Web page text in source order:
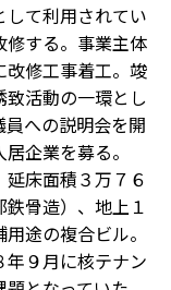
て利用されてい
修する。事業主体
改修工事着工。竣
活動の一環とし
への説明会を開
企業を募る。
床面積３万７６
骨造）、地上１
途の複合ビル。
９月に核テナン